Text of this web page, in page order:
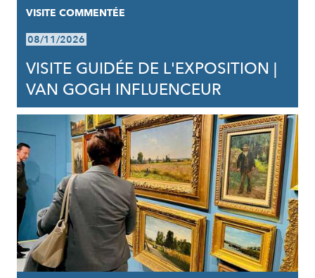
VISITE COMMENTÉE
08/11/2026
VISITE GUIDÉE DE L'EXPOSITION |
VAN GOGH INFLUENCEUR